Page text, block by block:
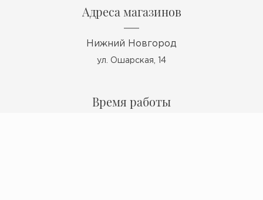
Адреса магазинов
Нижний Новгород
ул. Ошарская, 14
Время работы